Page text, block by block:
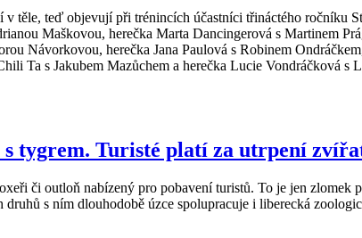
těle, teď objevují při trénincích účastníci třináctého ročníku
Maškovou, herečka Marta Dancingerová s Martinem
Návorkovou, herečka Jana Paulová s Robinem
Ta s Jakubem Mazůchem a herečka Lucie Vondráčková
tygrem. Turisté platí za utrpení
či outloň nabízený pro pobavení turistů. To je jen
s ním dlouhodobě úzce spolupracuje i liberecká